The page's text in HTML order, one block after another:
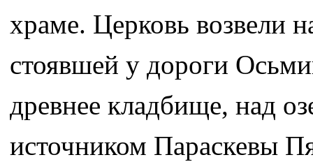
храме. Церковь возвели
стоявшей у дороги
древнее кладбище, над
источником Параскевы